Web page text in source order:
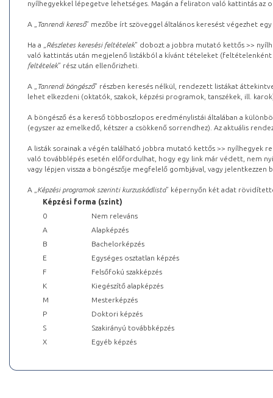
nyílhegyekkel lépegetve lehetséges. Magán a feliraton való kattintás az
A „ Tanrendi kereső” mezőbe írt szöveggel általános keresést végezhet
Ha a „ Részletes keresési feltételek” dobozt a jobbra mutató kettős >>
való kattintás után megjelenő listákból a kívánt tételeket (feltételenként
feltételek” rész után ellenőrizheti.
A „ Tanrendi böngésző” részben keresés nélkül, rendezett listákat
lehet elkezdeni (oktatók, szakok, képzési programok, tanszékek, ill.
A böngésző és a kereső többoszlopos eredménylistái általában a
(egyszer az emelkedő, kétszer a csökkenő sorrendhez). Az aktuális
A listák sorainak a végén található jobbra mutató kettős >> nyílhegyek
való továbblépés esetén előfordulhat, hogy egy link már védett, nem
vagy lépjen vissza a böngészője megfelelő gombjával, vagy
A „ Képzési programok szerinti kurzuskódlista” képernyőn két adat
Képzési forma (szint)
0
Nem releváns
A
Alapképzés
B
Bachelorképzés
E
Egységes osztatlan képzés
F
Felsőfokú szakképzés
K
Kiegészítő alapképzés
M
Mesterképzés
P
Doktori képzés
S
Szakirányú továbbképzés
X
Egyéb képzés